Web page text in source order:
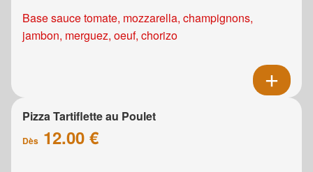
Base sauce tomate, mozzarella, champignons,
jambon, merguez, oeuf, chorizo
Pizza Tartiflette au Poulet
Dès 12.00 €